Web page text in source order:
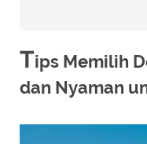
Tips Memilih
dan Nyaman